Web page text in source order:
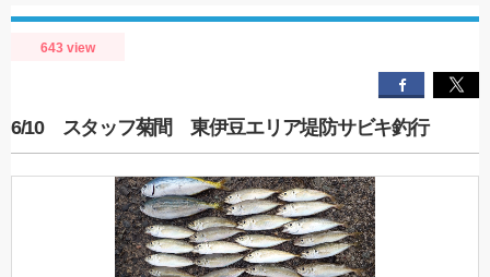
643 view
6/10 スタッフ菊間 東伊豆エリア堤防サビキ釣行